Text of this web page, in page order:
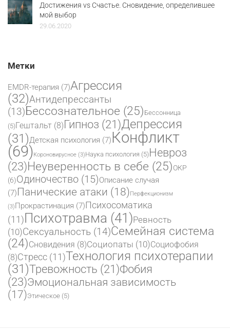
Достижения vs Счастье. Сновидение, определившее
мой выбор
29.06.2020
Метки
EMDR-терапия (7)Агрессия
(32)Антидепрессанты
(13)Бессознательное (25) Бессонница
(5)Гештальт (8)Гипноз (21)Депрессия
(31)Детская психология (7)Конфликт
(69)Короновирусное (3)Наука психология (5)Невроз
(23)Неуверенность в себе (25)ОКР
(6)Одиночество (15)Описание случая
(7)Панические атаки (18)Перфекционизм
(3)Прокрастинация (7)Психосоматика
(11)Психотравма (41)Ревность
(10)Сексуальность (14)Семейная система
(24)Сновидения (8)Социопаты (10)Социофобия
(8)Стресс (11)Технология психотерапии
(31)Тревожность (21)Фобия
(23)Эмоциональная зависимость
(17)Этическое (5)